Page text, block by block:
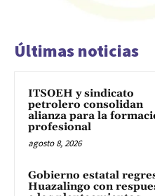
Últimas noticias
ITSOEH y sindicato
petrolero consolidan
alianza para la
profesional
agosto 8, 2026
Gobierno estatal
Huazalingo con